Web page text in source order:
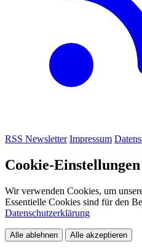
RSS Newsletter Impressum
Cookie-Einstellungen
Wir verwenden Cookies, um
Essentielle Cookies sind für den
Datenschutzerklärung
Alle ablehnen Alle akzeptieren